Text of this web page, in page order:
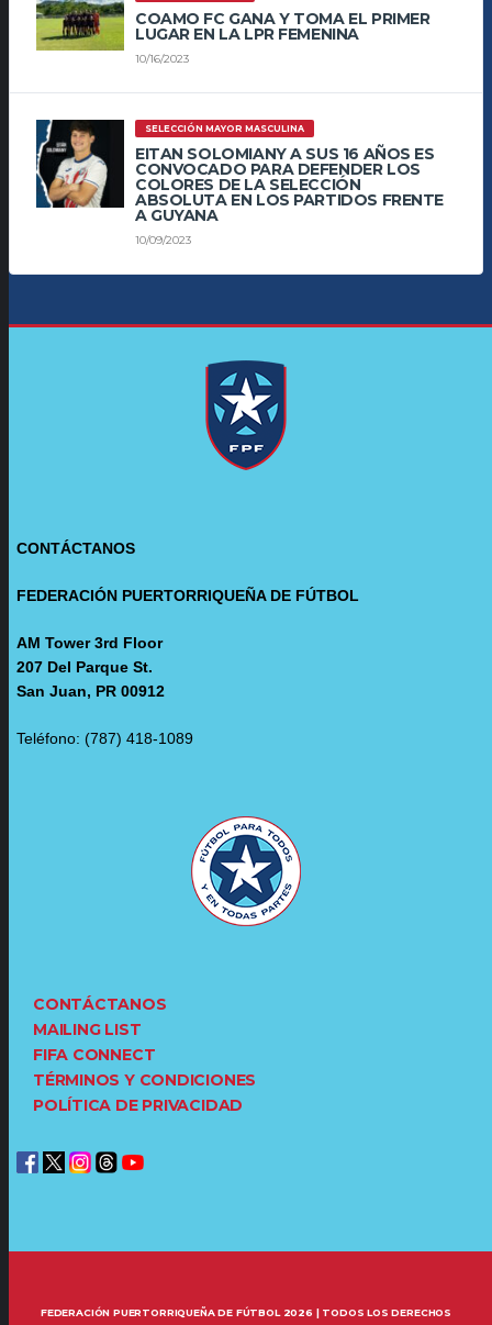
COAMO FC GANA Y TOMA EL PRIMER
LUGAR EN LA LPR FEMENINA
10/16/2023
SELECCIÓN MAYOR MASCULINA
EITAN SOLOMIANY A SUS 16 AÑOS ES
CONVOCADO PARA DEFENDER LOS
COLORES DE LA SELECCIÓN
ABSOLUTA EN LOS PARTIDOS FRENTE
A GUYANA
10/09/2023
CONTÁCTANOS
FEDERACIÓN PUERTORRIQUEÑA DE FÚTBOL
AM Tower 3rd Floor
207 Del Parque St.
San Juan, PR 00912
Teléfono: (787) 418-1089
CONTÁCTANOS
MAILING LIST
FIFA CONNECT
TÉRMINOS Y CONDICIONES
POLÍTICA DE PRIVACIDAD
FEDERACIÓN PUERTORRIQUEÑA DE FÚTBOL 2026 | TODOS LOS DERECHOS